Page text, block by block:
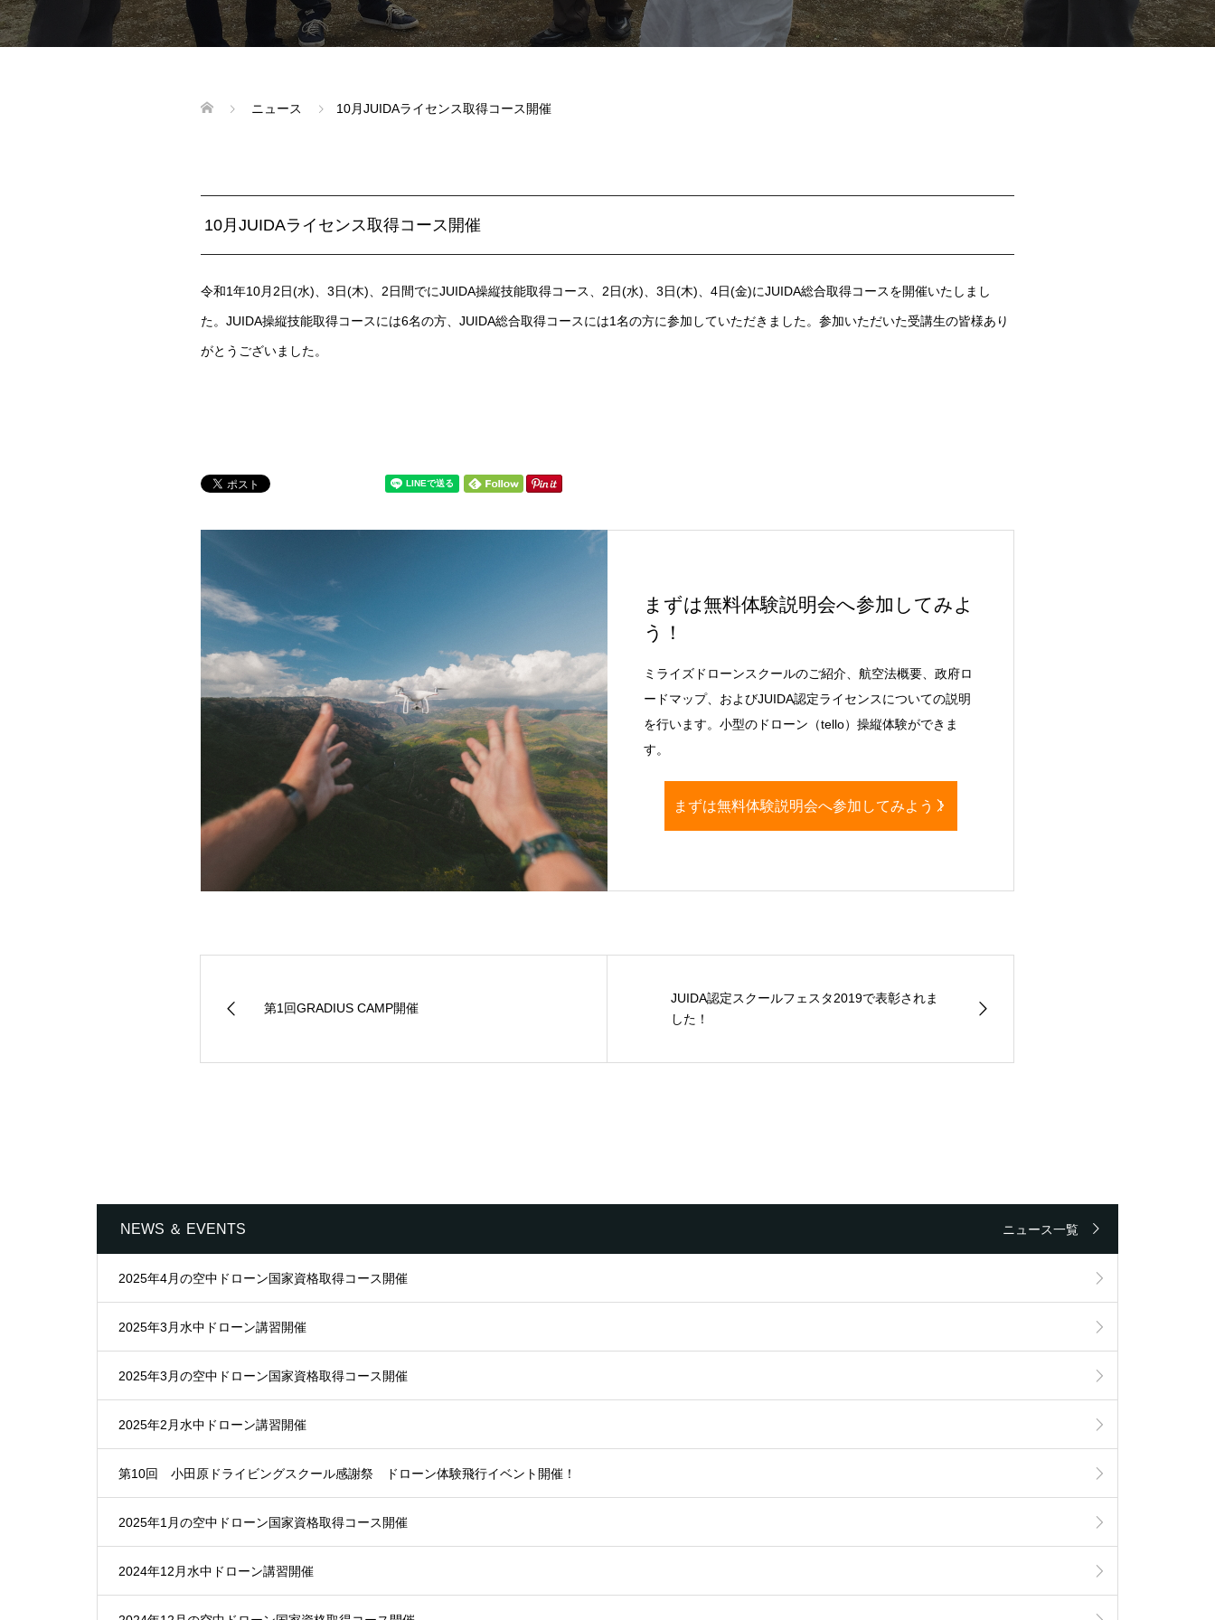
ニュース 10月JUIDAライセンス取得コース開催
10月JUIDAライセンス取得コース開催
令和1年10月2日(水)、3日(木)、2日間でにJUIDA操縦技能取得コース、2日(水)、3日(木)、4日(金)にJUIDA総合取得コースを開催いたしまし
た。JUIDA操縦技能取得コースには6名の方、JUIDA総合取得コースには1名の方に参加していただきました。参加いただいた受講生の皆様あり
がとうございました。
まずは無料体験説明会へ参加してみよ
う！
ミライズドローンスクールのご紹介、航空法概要、政府ロ
ードマップ、およびJUIDA認定ライセンスについての説明
を行います。小型のドローン（tello）操縦体験ができま
す。
まずは無料体験説明会へ参加してみよう！
第1回GRADIUS CAMP開催
JUIDA認定スクールフェスタ2019で表彰されま
した！
NEWS ＆ EVENTS ニュース一覧
2025年4月の空中ドローン国家資格取得コース開催
2025年3月水中ドローン講習開催
2025年3月の空中ドローン国家資格取得コース開催
2025年2月水中ドローン講習開催
第10回 小田原ドライビングスクール感謝祭 ドローン体験飛行イベント開催！
2025年1月の空中ドローン国家資格取得コース開催
2024年12月水中ドローン講習開催